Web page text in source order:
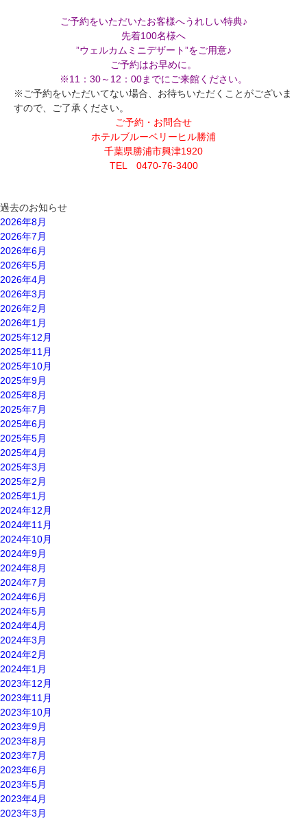
ご予約をいただいたお客様へうれしい特典♪
先着100名様へ
”ウェルカムミニデザート”をご用意♪
ご予約はお早めに。
※11：30～12：00までにご来館ください。
※ご予約をいただいてない場合、お待ちいただくことがございま
すので、ご了承ください。
ご予約・お問合せ
ホテルブルーベリーヒル勝浦
千葉県勝浦市興津1920
TEL 0470-76-3400
過去のお知らせ
2026年8月
2026年7月
2026年6月
2026年5月
2026年4月
2026年3月
2026年2月
2026年1月
2025年12月
2025年11月
2025年10月
2025年9月
2025年8月
2025年7月
2025年6月
2025年5月
2025年4月
2025年3月
2025年2月
2025年1月
2024年12月
2024年11月
2024年10月
2024年9月
2024年8月
2024年7月
2024年6月
2024年5月
2024年4月
2024年3月
2024年2月
2024年1月
2023年12月
2023年11月
2023年10月
2023年9月
2023年8月
2023年7月
2023年6月
2023年5月
2023年4月
2023年3月